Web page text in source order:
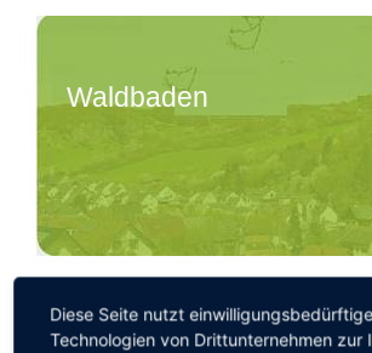
Waldbaden
Diese Seite nutzt
Technologien von Drittunternehmen zur